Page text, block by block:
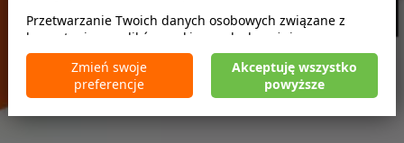
Brak kaucji
Brak limitu kilometrów
Bezpłatne odwołanie rezerwacji
Przetwarzanie Twoich danych osobowych związane z
korzystaniem z plików cookie w celach wyżej
wymienionych jest prowadzone przez CarFree sp. z o.o. z
siedzibą w Warszawie (02-677), ul. Cybernetyki 5,
będącego administratorem danych. W niektórych
Zmień swoje
preferencje
Akceptuję wszystko
powyższe